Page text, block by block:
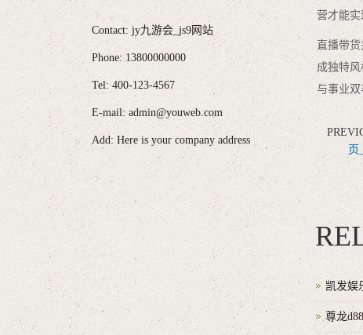
营才能
直播带
成独特
与事业双
页
凯发娱
尊龙
Contact: jy九游会_js9网站
Phone: 13800000000
Tel: 400-123-4567
E-mail: admin@youweb.com
Add: Here is your company address